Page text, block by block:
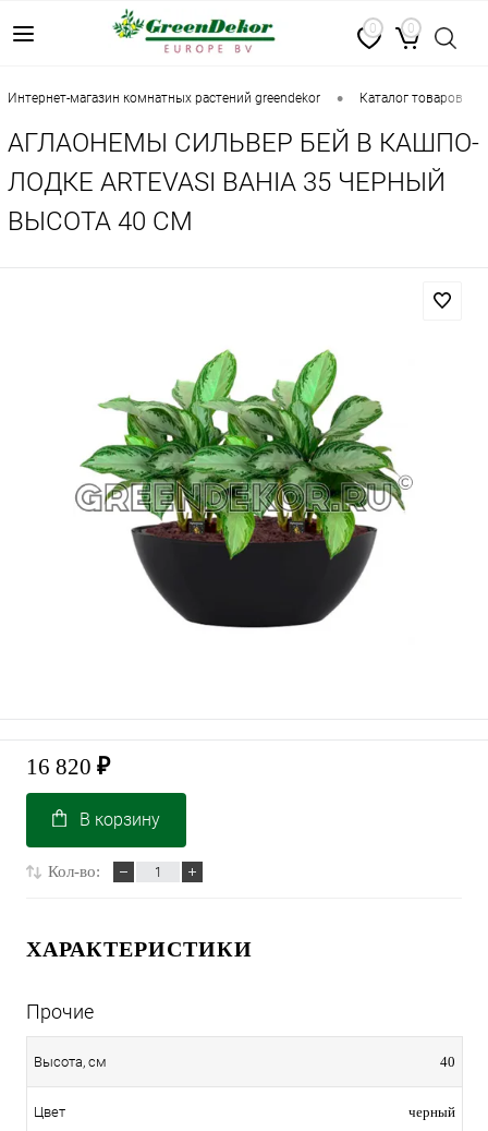
0 0
интернет-магазин комнатных растений greendekor • каталог товаров
АГЛАОНЕМЫ СИЛЬВЕР БЕЙ В КАШПО-
ЛОДКЕ ARTEVASI BAHIA 35 ЧЕРНЫЙ
ВЫСОТА 40 СМ
16 820 ₽
В корзину
Кол-во:
ХАРАКТЕРИСТИКИ
Прочие
Высота, см 40
Цвет черный